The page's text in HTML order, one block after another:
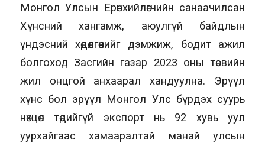
Монгол Улсын Ерөнхийлөгчийн санаачилсан
Хүнсний хангамж, аюулгүй байдлын
үндэсний хөдөлгөөнийг дэмжиж, бодит ажил
болгоход Засгийн газар 2023 оны төсвийн
жил онцгой анхаарал хандуулна. Эрүүл
хүнс бол эрүүл Монгол Улс бүрдэх суурь
нөхцөл төдийгүй экспорт нь 92 хувь уул
уурхайгаас хамааралтай манай улсын